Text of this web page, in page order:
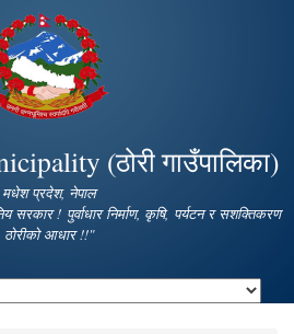
(ठोरी गाउँपालिका)
मधेश प्रदेश, नेपाल
! पुर्वाधार निर्माण, कृषि, पर्यटन र सशक्तिकरण
ठोरीको आधार !!"